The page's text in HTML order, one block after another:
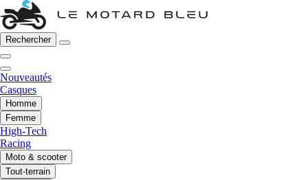
Rechercher
Nouveautés
Casques
Homme
Femme
High-Tech
Racing
Moto & scooter
Tout-terrain